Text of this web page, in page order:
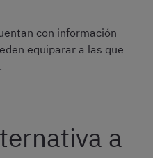
con información
equiparar a las que
a